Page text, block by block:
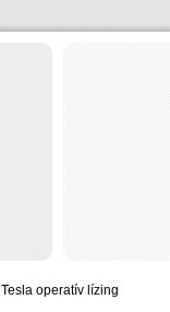
Tesla operatív lízing